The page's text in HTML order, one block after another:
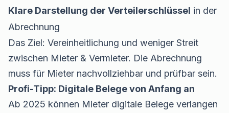
Klare Darstellung der Verteilerschlüssel in der
Abrechnung
Das Ziel: Vereinheitlichung und weniger Streit
zwischen Mieter & Vermieter. Die Abrechnung
muss für Mieter nachvollziehbar und prüfbar sein.
Profi-Tipp: Digitale Belege von Anfang an
Ab 2025 können Mieter digitale Belege verlangen